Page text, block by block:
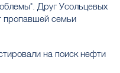
Друг Усольцевых
пропавшей семьи
на поиск нефти